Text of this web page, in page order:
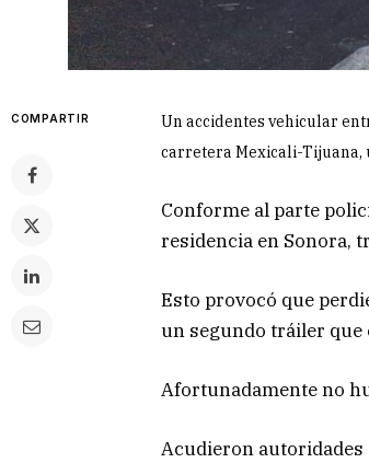
COMPARTIR
Un accidentes vehicular
carretera Mexicali-Tijuana,
Conforme al parte
residencia en Sonora,
Esto provocó que
un segundo tráiler que
Afortunadamente no
Acudieron autoridades